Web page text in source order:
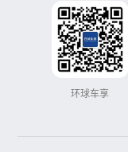
环球车享